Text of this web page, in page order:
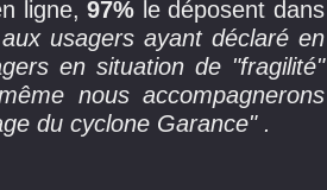
ligne,97% le déposent dans
usagers ayant déclaré en
en situation de "fragilité"
nous accompagnerons
du cyclone Garance" .